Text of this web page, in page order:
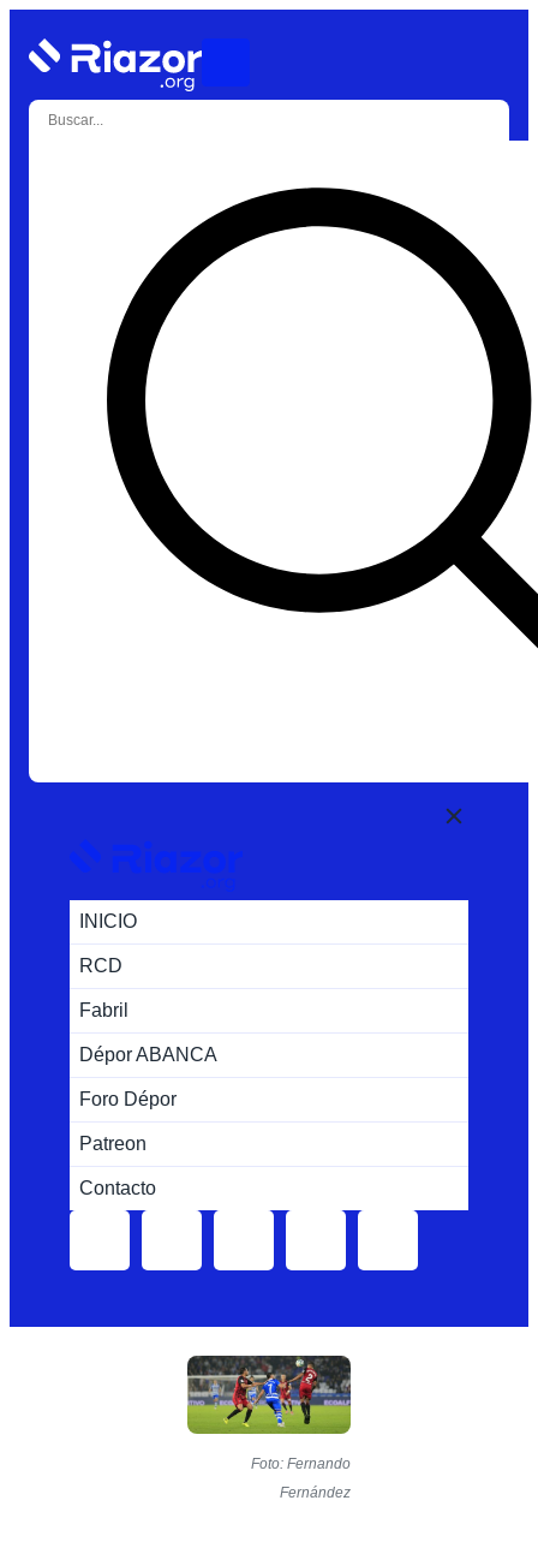
INICIO
RCD
Fabril
Dépor ABANCA
Foro Dépor
Patreon
Contacto
Foto: Fernando
Fernández